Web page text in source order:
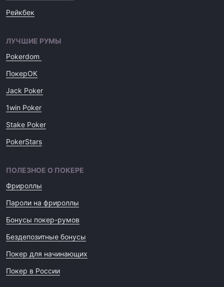
Рейкбек
ЛУЧШИЕ РУМЫ
Pokerdom
ПокерОК
Jack Poker
1win Poker
Stake Poker
PokerStars
ПОЛЕЗНОЕ О ПОКЕРЕ
Фрироллы
Пароли на фрироллы
Бонусы покер-румов
Бездепозитные бонусы
Покер для начинающих
Покер в России